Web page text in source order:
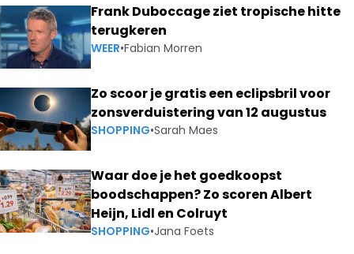
Frank Duboccage ziet tropische hitte
terugkeren
WEER•Fabian Morren
Zo scoor je gratis een eclipsbril voor
zonsverduistering van 12 augustus
SHOPPING•Sarah Maes
Waar doe je het goedkoopst
boodschappen? Zo scoren Albert
Heijn, Lidl en Colruyt
SHOPPING•Jana Foets